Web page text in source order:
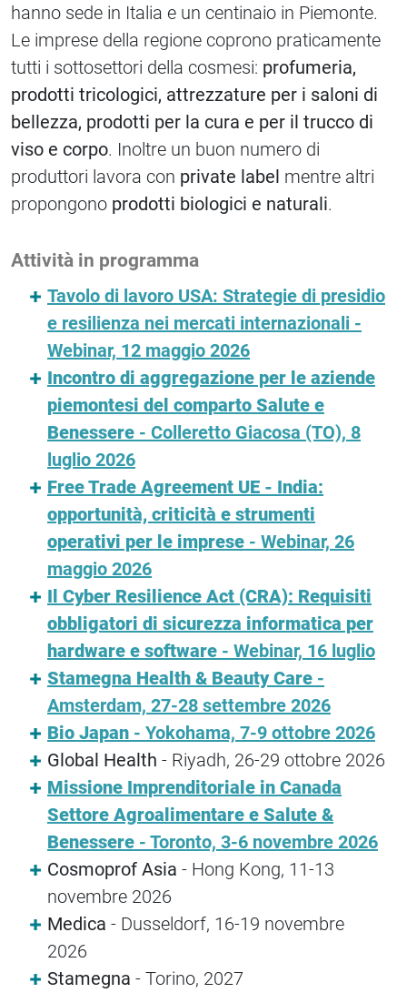
hanno sede in Italia e un centinaio in Piemonte.
Le imprese della regione coprono praticamente
tutti i sottosettori della cosmesi: profumeria,
prodotti tricologici, attrezzature per i saloni di
bellezza, prodotti per la cura e per il trucco di
viso e corpo. Inoltre un buon numero di
produttori lavora con private label mentre altri
propongono prodotti biologici e naturali.
Attività in programma
Tavolo di lavoro USA: Strategie di presidio
e resilienza nei mercati internazionali -
Webinar, 12 maggio 2026
Incontro di aggregazione per le aziende
piemontesi del comparto Salute e
Benessere - Colleretto Giacosa (TO), 8
luglio 2026
Free Trade Agreement UE - India:
opportunità, criticità e strumenti
operativi per le imprese - Webinar, 26
maggio 2026
Il Cyber Resilience Act (CRA): Requisiti
obbligatori di sicurezza informatica per
hardware e software - Webinar, 16 luglio
Stamegna Health & Beauty Care -
Amsterdam, 27-28 settembre 2026
Bio Japan - Yokohama, 7-9 ottobre 2026
Global Health - Riyadh, 26-29 ottobre 2026
Missione Imprenditoriale in Canada
Settore Agroalimentare e Salute &
Benessere - Toronto, 3-6 novembre 2026
Cosmoprof Asia - Hong Kong, 11-13
novembre 2026
Medica - Dusseldorf, 16-19 novembre
2026
Stamegna - Torino, 2027